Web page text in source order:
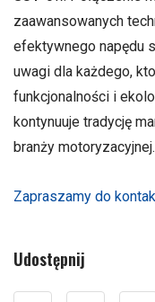
zaawansowanych
efektywnego napędu
uwagi dla każdego,
funkcjonalności i
kontynuuje tradycję
branży motoryzacyjnej.
Zapraszamy do
Udostępnij